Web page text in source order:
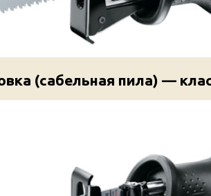
(сабельная пила) —